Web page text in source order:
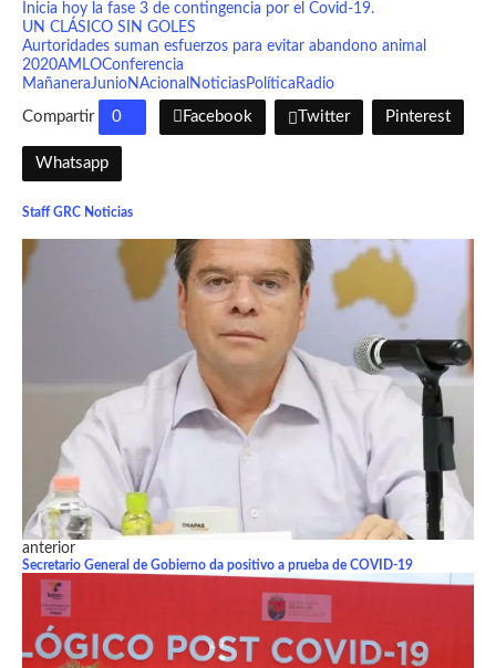
Inicia hoy la fase 3 de contingencia por el Covid-19.
UN CLÁSICO SIN GOLES
Aurtoridades suman esfuerzos para evitar abandono animal
2020AMLOConferencia
MañaneraJunioNAcional NoticiasPolítica Radio
Compartir 0 Facebook Twitter Pinterest
Whatsapp
Staff GRC Noticias
anterior
Secretario General de Gobierno da positivo a prueba de COVID-19